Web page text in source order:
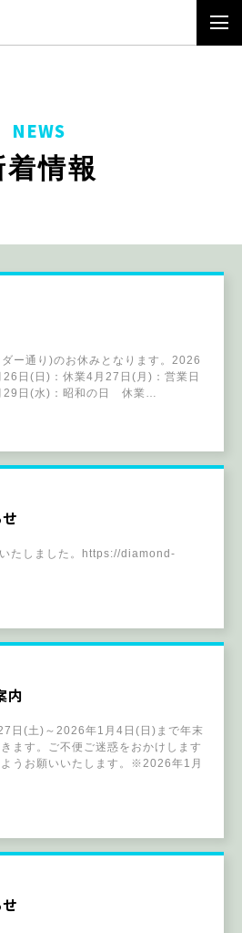
NEWS
着情報
ー通り)のお休みとなります。2026
日(日)：休業4月27日(月)：営業日
29日(水)：昭和の日 休業…
いたしました。https://diamond-
内
日(土)～2026年1月4日(日)まで年末
ます。ご不便ご迷惑をおかけします
うお願いいたします。※2026年1月